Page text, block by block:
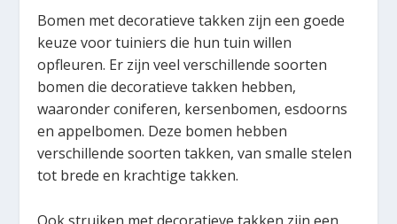
Bomen met decoratieve takken zijn een goede
keuze voor tuiniers die hun tuin willen
opfleuren. Er zijn veel verschillende soorten
bomen die decoratieve takken hebben,
waaronder coniferen, kersenbomen, esdoorns
en appelbomen. Deze bomen hebben
verschillende soorten takken, van smalle stelen
tot brede en krachtige takken.